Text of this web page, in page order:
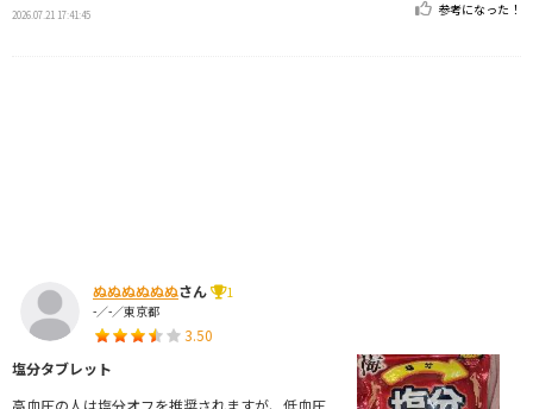
2026.07.21 17:41:45 参考になった！
ぬぬぬぬぬぬさん
1
-／-／東京都
3.50
塩分タブレット